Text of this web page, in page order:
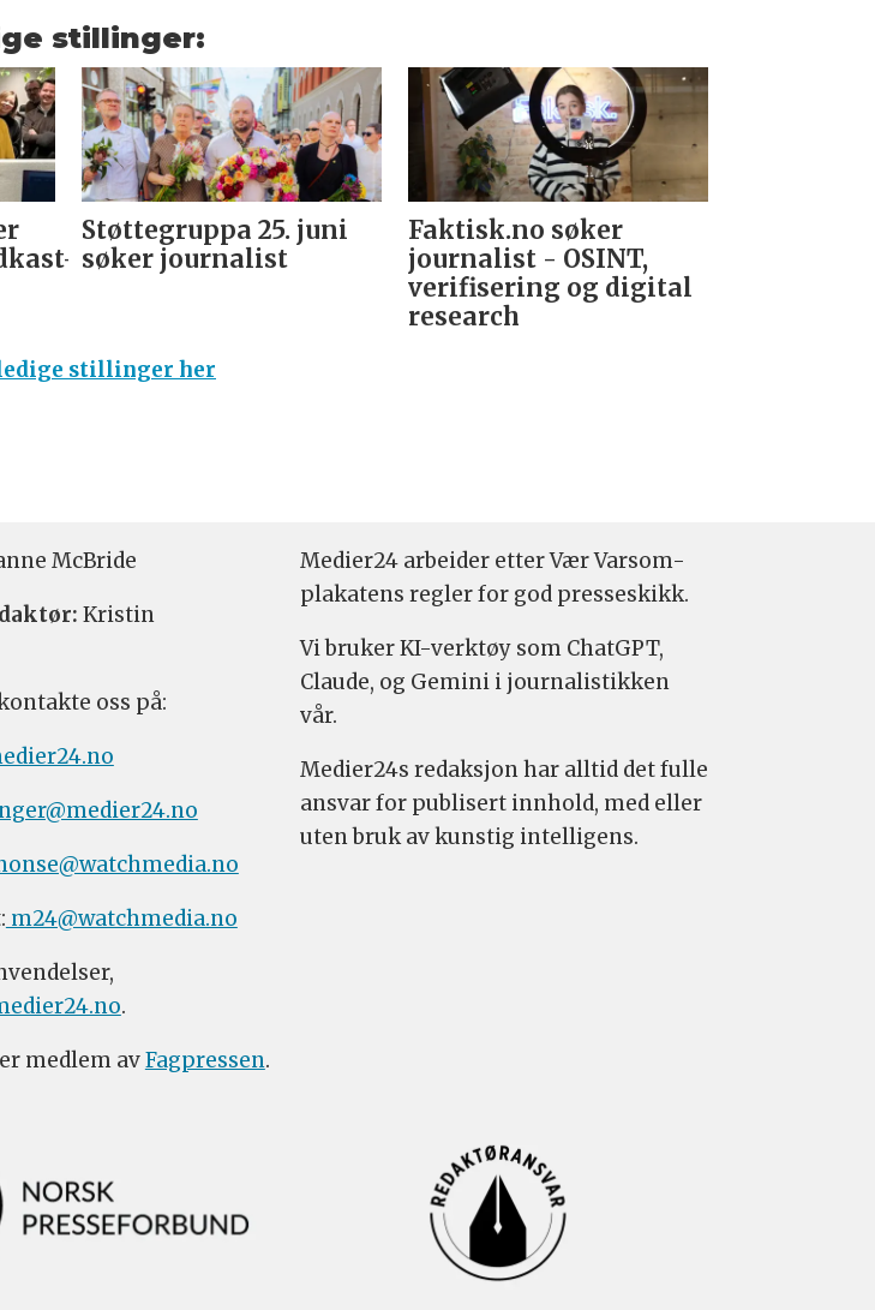
stillinger:
Støttegruppa 25. juni
søker journalist
Faktisk.no søker
journalist - OSINT,
verifisering og digital
research­
stillinger her
McBride
Kristin
oss på:
m24@watchmedia.no
.
er medlem avFagpressen.
Medier24 arbeider etter Vær Varsom-
plakatens regler for god presseskikk.
Vi bruker KI-verktøy som ChatGPT,
Claude, og Gemini i journalistikken
vår.
Medier24s redaksjon har alltid det fulle
ansvar for publisert innhold, med eller
uten bruk av kunstig intelligens.